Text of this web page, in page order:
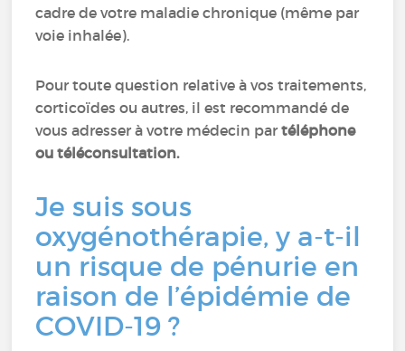
cadre de votre maladie chronique (même par
voie inhalée).
Pour toute question relative à vos traitements,
corticoïdes ou autres, il est recommandé de
vous adresser à votre médecin partéléphone
ou téléconsultation.
Je suis sous
oxygénothérapie, y a-t-il
un risque de pénurie en
raison de l’épidémie de
COVID-19 ?